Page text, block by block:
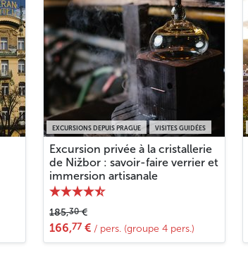
EXCURSIONS DEPUIS PRAGUE VISITES GUIDÉES
Excursion privée à la cristallerie
de Nižbor : savoir-faire verrier et
immersion artisanale
185,30€
166,77 € / pers. (groupe 4 pers.)